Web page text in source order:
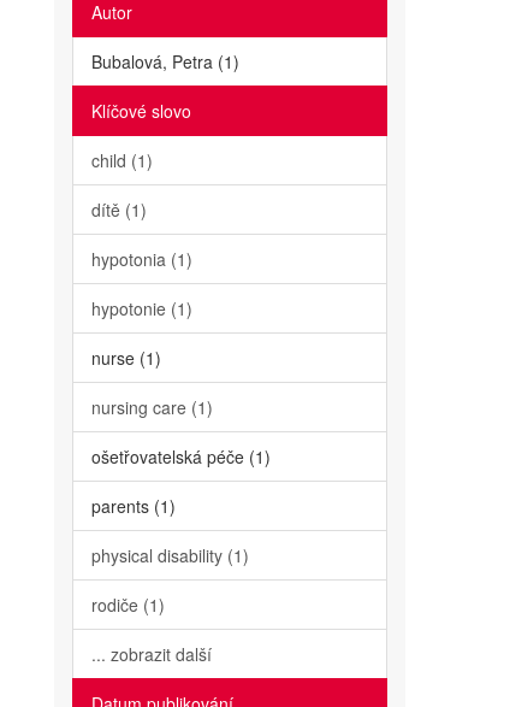
Autor
Bubalová, Petra (1)
Klíčové slovo
child (1)
dítě (1)
hypotonia (1)
hypotonie (1)
nurse (1)
nursing care (1)
ošetřovatelská péče (1)
parents (1)
physical disability (1)
rodiče (1)
... zobrazit další